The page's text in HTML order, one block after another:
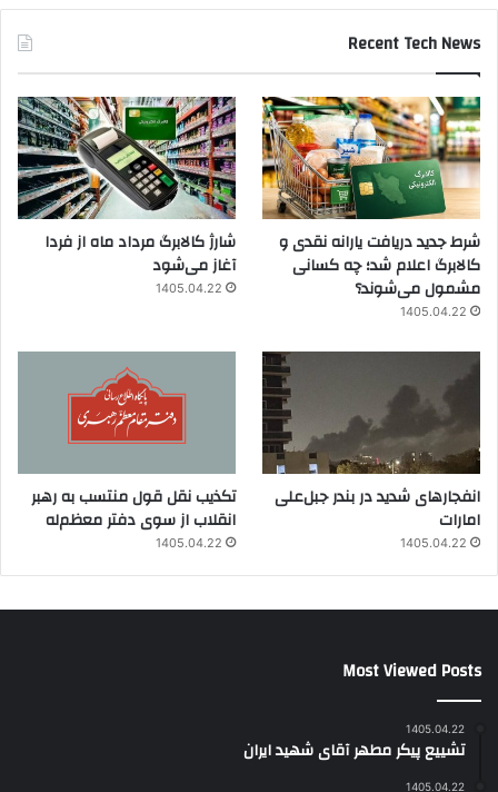
Recent Tech News
شرط جدید دریافت یارانه نقدی و
کالابرگ اعلام شد؛ چه کسانی
مشمول می‌شوند؟
1405.04.22
شارژ کالابرگ مرداد ماه از فردا
آغاز می‌شود
1405.04.22
انفجارهای شدید در بندر جبل‌علی
امارات
1405.04.22
تکذیب نقل قول منتسب به رهبر
انقلاب از سوی دفتر معظم‌له
1405.04.22
Most Viewed Posts
1405.04.22
تشییع پیکر مطهر آقای شهید ایران
1405.04.22